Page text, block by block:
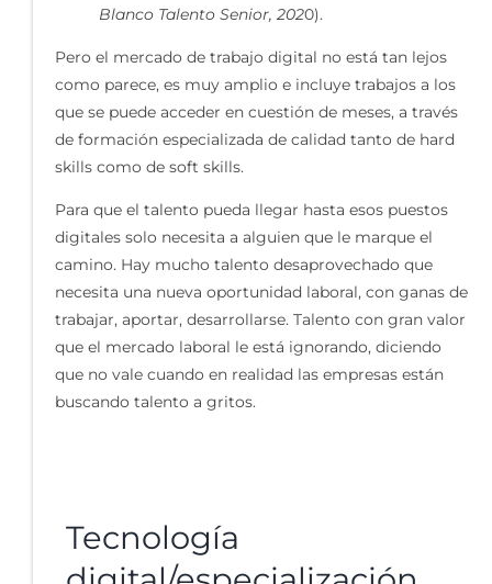
Blanco Talento Senior, 2020).
Pero el mercado de trabajo digital no está tan lejos
como parece, es muy amplio e incluye trabajos a los
que se puede acceder en cuestión de meses, a través
de formación especializada de calidad tanto de hard
skills como de soft skills.
Para que el talento pueda llegar hasta esos puestos
digitales solo necesita a alguien que le marque el
camino. Hay mucho talento desaprovechado que
necesita una nueva oportunidad laboral, con ganas de
trabajar, aportar, desarrollarse. Talento con gran valor
que el mercado laboral le está ignorando, diciendo
que no vale cuando en realidad las empresas están
buscando talento a gritos.
Tecnología